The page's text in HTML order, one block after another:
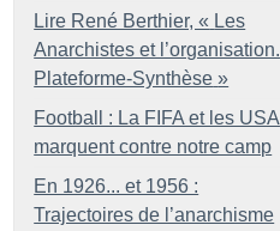
Lire René Berthier, « Les
Anarchistes et l’organisation.
Plateforme-Synthèse »
Football : La FIFA et les USA
marquent contre notre camp
En 1926... et 1956 :
Trajectoires de l’anarchisme